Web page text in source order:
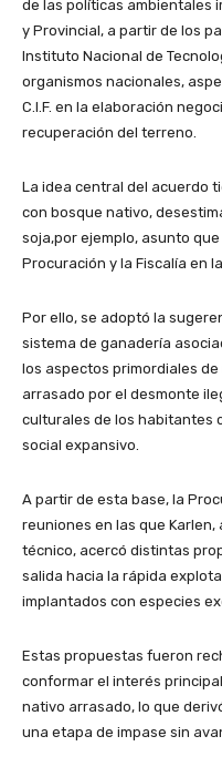
de las políticas ambientales
y Provincial, a partir de los
Instituto Nacional de
organismos nacionales,
C.I.F. en la elaboración
recuperación del terreno.
La idea central del acuerdo
con bosque nativo,
soja,por ejemplo, asunto
Procuración y la Fiscalía en
Por ello, se adoptó la
sistema de ganadería
los aspectos primordiales
arrasado por el desmonte
culturales de los habitantes
social expansivo.
A partir de esta base, la
reuniones en las que
técnico, acercó distintas
salida hacia la rápida
implantados con especies
Estas propuestas fueron
conformar el interés
nativo arrasado, lo que
una etapa de impase sin